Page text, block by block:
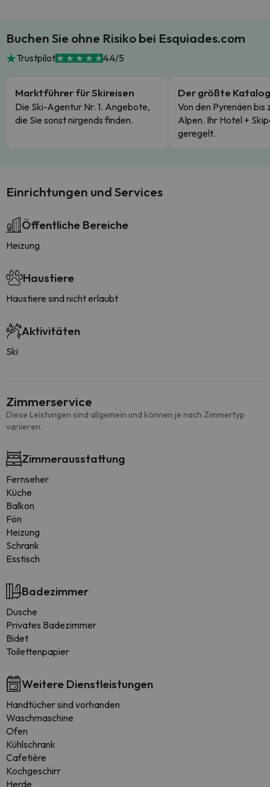
Buchen Sie ohne Risiko bei Esquiades.com
Trustpilot 4.4/5
Marktführer für Skireisen
Die Ski-Agentur Nr. 1. Angebote,
die Sie sonst nirgends finden.
Der größte Katalog
Von den Pyrenäen bis
Alpen. Ihr Hotel +
geregelt.
Einrichtungen und Services
Öffentliche Bereiche
Heizung
Haustiere
Haustiere sind nicht erlaubt
Aktivitäten
Ski
Zimmerservice
Diese Leistungen sind allgemein und können je nach Zimmertyp
variieren.
Zimmerausstattung
Fernseher
Küche
Balkon
Fön
Heizung
Schrank
Esstisch
Badezimmer
Dusche
Privates Badezimmer
Bidet
Toilettenpapier
Weitere Dienstleistungen
Handtücher sind vorhanden
Waschmaschine
Ofen
Kühlschrank
Cafetière
Kochgeschirr
Herde